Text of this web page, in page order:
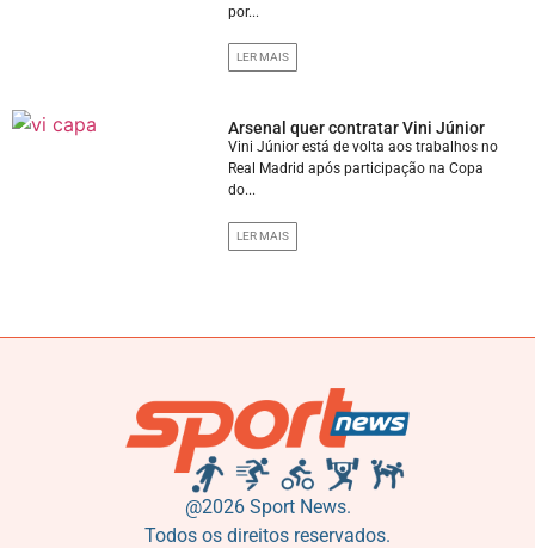
por...
LER MAIS
Arsenal quer contratar Vini Júnior
Vini Júnior está de volta aos trabalhos no
Real Madrid após participação na Copa
do...
LER MAIS
@2026 Sport News.
Todos os direitos reservados.